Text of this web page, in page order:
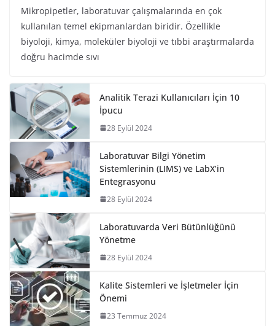
Mikropipetler, laboratuvar çalışmalarında en çok
kullanılan temel ekipmanlardan biridir. Özellikle
biyoloji, kimya, moleküler biyoloji ve tıbbi araştırmalarda
doğru hacimde sıvı
Analitik Terazi Kullanıcıları İçin 10
İpucu
28 Eylül 2024
Laboratuvar Bilgi Yönetim
Sistemlerinin (LIMS) ve LabX’in
Entegrasyonu
28 Eylül 2024
Laboratuvarda Veri Bütünlüğünü
Yönetme
28 Eylül 2024
Kalite Sistemleri ve İşletmeler İçin
Önemi
23 Temmuz 2024